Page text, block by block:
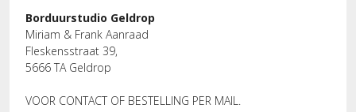
Borduurstudio Geldrop
Miriam & Frank Aanraad
Fleskensstraat 39,
5666 TA Geldrop
VOOR CONTACT OF BESTELLING PER MAIL.